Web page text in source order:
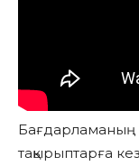
Бағдарламаның
тақырыптарға